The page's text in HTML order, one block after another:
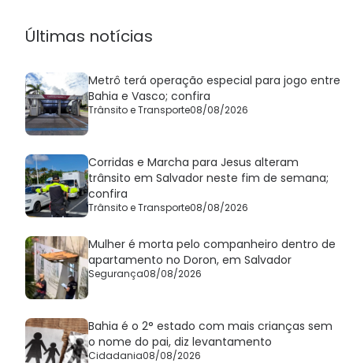
Últimas notícias
Metrô terá operação especial para jogo entre
Bahia e Vasco; confira
Trânsito e Transporte08/08/2026
Corridas e Marcha para Jesus alteram
trânsito em Salvador neste fim de semana;
confira
Trânsito e Transporte08/08/2026
Mulher é morta pelo companheiro dentro de
apartamento no Doron, em Salvador
Segurança08/08/2026
Bahia é o 2° estado com mais crianças sem
o nome do pai, diz levantamento
Cidadania08/08/2026